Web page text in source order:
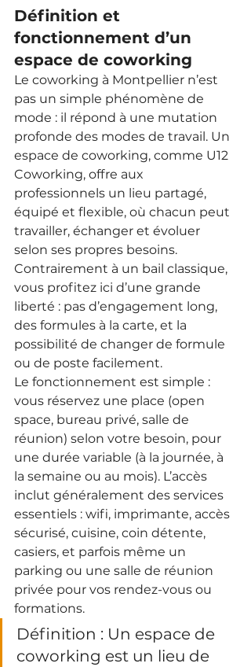
Définition et
fonctionnement d’un
espace de coworking
Le coworking à Montpellier n’est
pas un simple phénomène de
mode : il répond à une mutation
profonde des modes de travail. Un
espace de coworking, comme U12
Coworking, offre aux
professionnels un lieu partagé,
équipé et flexible, où chacun peut
travailler, échanger et évoluer
selon ses propres besoins.
Contrairement à un bail classique,
vous profitez ici d’une grande
liberté : pas d’engagement long,
des formules à la carte, et la
possibilité de changer de formule
ou de poste facilement.
Le fonctionnement est simple :
vous réservez une place (open
space, bureau privé, salle de
réunion) selon votre besoin, pour
une durée variable (à la journée, à
la semaine ou au mois). L’accès
inclut généralement des services
essentiels : wifi, imprimante, accès
sécurisé, cuisine, coin détente,
casiers, et parfois même un
parking ou une salle de réunion
privée pour vos rendez-vous ou
formations.
Définition : Un espace de
coworking est un lieu de